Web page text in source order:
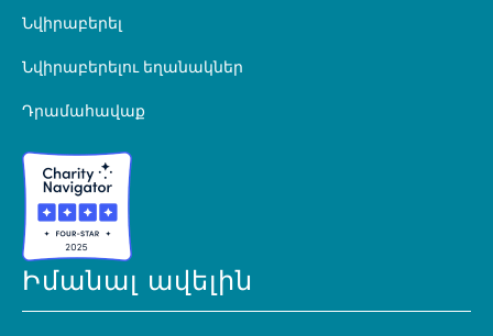
Նվիրաբերել
Նվիրաբերելու եղանակներ
Դրամահավաք
Իմանալ ավելին